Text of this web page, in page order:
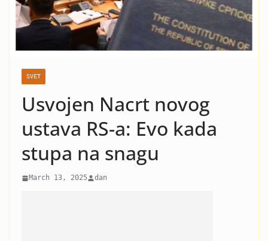
nasilje i krah: Evo koja žena
je razlog kraha braka Čede
Jovanovića! Kad vidite o kome
se radi neće vam bit dobro!
SVET
Usvojen Nacrt novog
ustava RS-a: Evo kada
stupa na snagu
March 13, 2025 dan